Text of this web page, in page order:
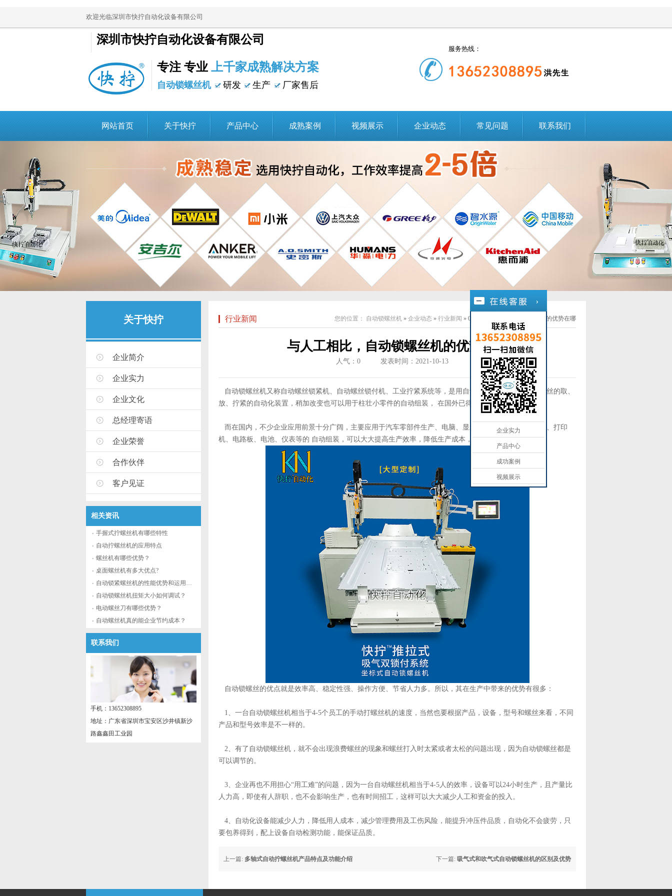
欢迎光临深圳市快拧自动化设备有限公司
深圳市快拧自动化设备有限公司
专注 专业 上千家成熟解决方案
自动锁螺丝机 研发 生产 厂家售后
服务热线：
网站首页 关于快拧 产品中心 成熟案例 视频展示 企业动态 常见问题 联系我们
关于快拧
企业简介
企业实力
企业文化
总经理寄语
企业荣誉
合作伙伴
客户见证
相关资讯
手握式拧螺丝机有哪些特性
自动拧螺丝机的应用特点
螺丝机有哪些优势？
桌面螺丝机有多大优点?
自动锁紧螺丝机的性能优势和运用流程
自动锁螺丝机扭矩大小如何调试？
电动螺丝刀有哪些优势？
自动螺丝机真的能企业节约成本？
联系我们
手机：13652308895
地址：广东省深圳市宝安区沙井镇新沙
路鑫鑫田工业园
行业新闻 您的位置： 自动锁螺丝机 » 企业动态 » 行业新闻 » 与人工相比，自动锁螺丝机的优势在哪
00
与人工相比，自动锁螺丝机的优势在哪
人气： 0 发表时间：2021-10-13
自动锁螺丝机又称自动螺丝锁紧机、自动螺丝锁付机、工业拧紧系统等，是用自动化机构代替人手完成螺丝的取、
放、拧紧的自动化装置，稍加改变也可以用于柱壮小零件的自动组装， 在国外已得到广泛应用。
而在国内，不少企业应用前景十分广阔，主要应用于汽车零部件生产、电脑、显示屏、电机、灯具、手机、打印
机、电路板、电池、仪表等的 自动组装，可以大大提高生产效率，降低生产成本，提高可靠性。
自动锁螺丝的优点就是效率高、稳定性强、操作方便、节省人力多。所以，其在生产中带来的优势有很多：
1、一台自动锁螺丝机相当于4-5个员工的手动打螺丝机的速度，当然也要根据产品，设备，型号和螺丝来看，不同
产品和型号效率是不一样的。
2、有了自动锁螺丝机，就不会出现浪费螺丝的现象和螺丝打入时太紧或者太松的问题出现，因为自动锁螺丝都是
可以调节的。
3、企业再也不用担心“用工难”的问题，因为一台自动螺丝机相当于4-5人的效率，设备可以24小时生产，且产量比
人力高，即使有人辞职，也不会影响生产，也有时间招工，这样可以大大减少人工和资金的投入。
4、自动化设备能减少人力，降低用人成本，减少管理费用及工伤风险，能提升冲压件品质，自动化不会疲劳，只
要包养得到，配上设备自动检测功能，能保证品质。
下一篇: 吸气式和吹气式自动锁螺丝机的区别及优势
上一篇: 多轴式自动拧螺丝机产品特点及功能介绍
企业实力
产品中心
成功案例
视频展示